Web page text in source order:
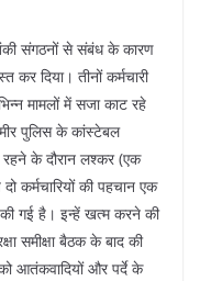
संगठनों से संबंध के कारण
कर दिया। तीनों कर्मचारी
मामलों में सजा काट रहे
पुलिस के कांस्टेबल
के दौरान लश्कर (एक
कर्मचारियों की पहचान एक
गई है। इन्हें खत्म करने की
समीक्षा बैठक के बाद की
आतंकवादियों और पर्दे के